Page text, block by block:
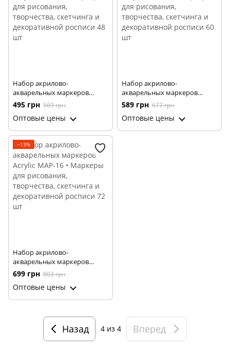
Набор акрилово-
акварельных маркеров
Acrylic MAP-14 • Маркеры для
рисования, творчества,
скетчинга и декоративной
росписи 48 шт
495 грн 569 грн
Оптовые цены
Набор акрилово-
акварельных маркеров
Acrylic MAP-15 • Маркеры для
рисования, творчества,
скетчинга и декоративной
росписи 60 шт
589 грн 677 грн
Оптовые цены
−13%
Набор акрилово-
акварельных маркеров
Acrylic MAP-16 • Маркеры для
рисования, творчества,
скетчинга и декоративной
росписи 72 шт
699 грн 803 грн
Оптовые цены
Назад 4 из 4 Вперед